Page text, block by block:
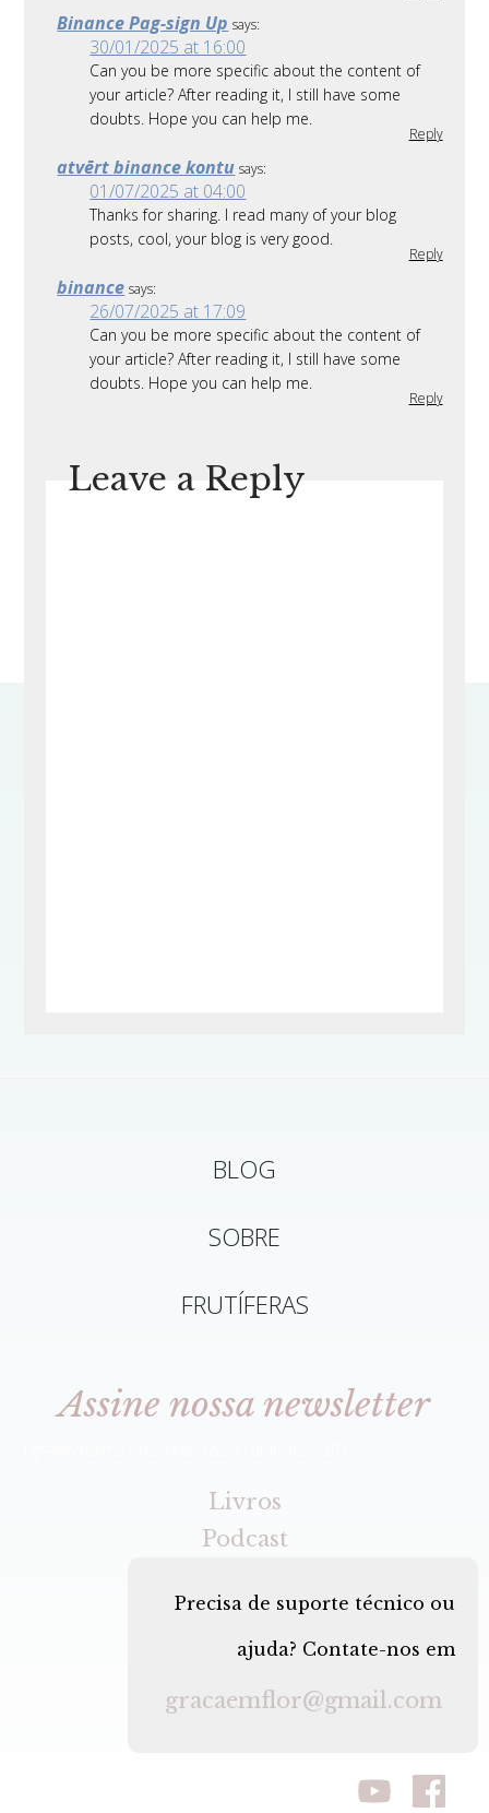
Binance Pag-sign Up says:
30/01/2025 at 16:00
Can you be more specific about the content of
your article? After reading it, I still have some
doubts. Hope you can help me.
Reply
atvērt binance kontu says:
01/07/2025 at 04:00
Thanks for sharing. I read many of your blog
posts, cool, your blog is very good.
Reply
binance says:
26/07/2025 at 17:09
Can you be more specific about the content of
your article? After reading it, I still have some
doubts. Hope you can help me.
Reply
Leave a Reply
BLOG
SOBRE
FRUTÍFERAS
Assine nossa newsletter
Livros
Podcast
Precisa de suporte técnico ou
ajuda? Contate-nos em
gracaemflor@gmail.com